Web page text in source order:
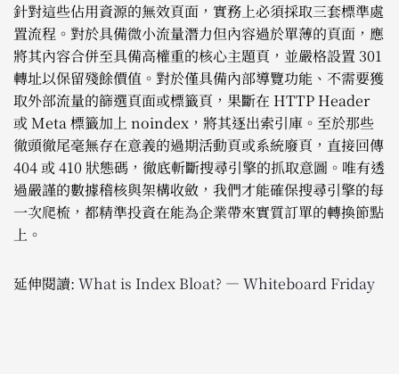
針對這些佔用資源的無效頁面，實務上必須採取三套標準處
置流程。對於具備微小流量潛力但內容過於單薄的頁面，應
將其內容合併至具備高權重的核心主題頁，並嚴格設置 301
轉址以保留殘餘價值。對於僅具備內部導覽功能、不需要獲
取外部流量的篩選頁面或標籤頁，果斷在 HTTP Header
或 Meta 標籤加上 noindex，將其逐出索引庫。至於那些
徹頭徹尾毫無存在意義的過期活動頁或系統廢頁，直接回傳
404 或 410 狀態碼，徹底斬斷搜尋引擎的抓取意圖。唯有透
過嚴謹的數據稽核與架構收斂，我們才能確保搜尋引擎的每
一次爬梳，都精準投資在能為企業帶來實質訂單的轉換節點
上。
延伸閱讀: What is Index Bloat? — Whiteboard Friday